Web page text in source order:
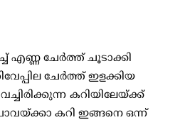
എണ്ണ ചേര്‍ത്ത് ചൂടാക്കി
ചേര്‍ത്ത് ഇളക്കിയ
കറിയിലേയ്ക്ക്
കറി ഇങ്ങനെ ഒന്ന്